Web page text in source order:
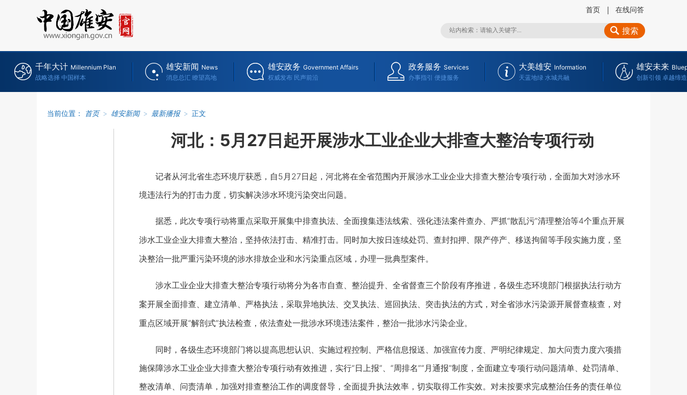
首页 在线问答
搜索
千年大计 Millennium Plan
战略选择 中国样本
雄安新闻 News
消息总汇 瞭望高地
雄安政务 Government Affairs
权威发布 民声前沿
政务服务 Services
办事指引 便捷服务
大美雄安 Information
天蓝地绿 水城共融
雄安未来
创新引领 卓越缔造
当前位置： 首页 > 雄安新闻 > 最新播报 > 正文
河北：5月27日起开展涉水工业企业大排查大整治专项行动
记者从河北省生态环境厅获悉，自5月27日起，河北将在全省范围内开展涉水工业企业大排查大整治专项行动，全面加大对涉水环
境违法行为的打击力度，切实解决涉水环境污染突出问题。
据悉，此次专项行动将重点采取开展集中排查执法、全面搜集违法线索、强化违法案件查办、严抓“散乱污”清理整治等4个重点开展
涉水工业企业大排查大整治，坚持依法打击、精准打击。同时加大按日连续处罚、查封扣押、限产停产、移送拘留等手段实施力度，坚
决整治一批严重污染环境的涉水排放企业和水污染重点区域，办理一批典型案件。
涉水工业企业大排查大整治专项行动将分为各市自查、整治提升、全省督查三个阶段有序推进，各级生态环境部门根据执法行动方
案开展全面排查、建立清单、严格执法，采取异地执法、交叉执法、巡回执法、突击执法的方式，对全省涉水污染源开展督查核查，对
重点区域开展“解剖式”执法检查，依法查处一批涉水环境违法案件，整治一批涉水污染企业。
同时，各级生态环境部门将以提高思想认识、实施过程控制、严格信息报送、加强宣传力度、严明纪律规定、加大问责力度六项措
施保障涉水工业企业大排查大整治专项行动有效推进，实行“日上报”、“周排名”“月通报”制度，全面建立专项行动问题清单、处罚清单、
整改清单、问责清单，加强对排查整治工作的调度督导，全面提升执法效率，切实取得工作实效。对未按要求完成整治任务的责任单位